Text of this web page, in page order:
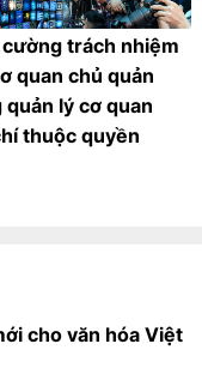
trách nhiệm
quan chủ quản
lý cơ quan
thuộc quyền
cho văn hóa Việt